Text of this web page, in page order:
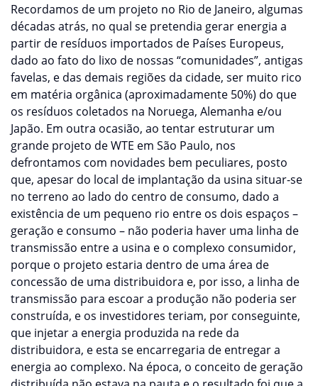
Recordamos de um projeto no Rio de Janeiro, algumas
décadas atrás, no qual se pretendia gerar energia a
partir de resíduos importados de Países Europeus,
dado ao fato do lixo de nossas “comunidades”, antigas
favelas, e das demais regiões da cidade, ser muito rico
em matéria orgânica (aproximadamente 50%) do que
os resíduos coletados na Noruega, Alemanha e/ou
Japão. Em outra ocasião, ao tentar estruturar um
grande projeto de WTE em São Paulo, nos
defrontamos com novidades bem peculiares, posto
que, apesar do local de implantação da usina situar-se
no terreno ao lado do centro de consumo, dado a
existência de um pequeno rio entre os dois espaços –
geração e consumo – não poderia haver uma linha de
transmissão entre a usina e o complexo consumidor,
porque o projeto estaria dentro de uma área de
concessão de uma distribuidora e, por isso, a linha de
transmissão para escoar a produção não poderia ser
construída, e os investidores teriam, por conseguinte,
que injetar a energia produzida na rede da
distribuidora, e esta se encarregaria de entregar a
energia ao complexo. Na época, o conceito de geração